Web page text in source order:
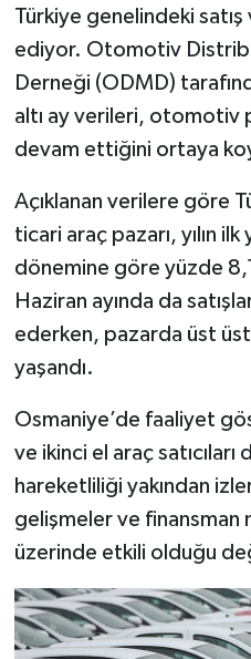
Türkiye genelindeki
ediyor. Otomotiv
Derneği (ODMD)
altı ay verileri, otomotiv
devam ettiğini ortaya
Açıklanan verilere göre
ticari araç pazarı, yılın ilk
dönemine göre yüzde
Haziran ayında da
ederken, pazarda üst
yaşandı.
Osmaniye’de faaliyet
ve ikinci el araç
hareketliliği yakından
gelişmeler ve finansman
üzerinde etkili olduğu